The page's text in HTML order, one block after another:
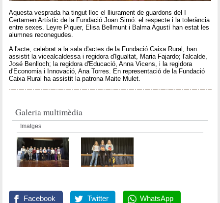
Aquesta vesprada ha tingut lloc el lliurament de guardons del I
Certamen Artístic de la Fundació Joan Simó: el respecte i la tolerància
entre sexes. Leyre Piquer, Elisa Bellmunt i Balma Agustí han estat les
alumnes reconegudes.
A l'acte, celebrat a la sala d'actes de la Fundació Caixa Rural, han
assistit la vicealcaldessa i regidora d'Igualtat, Maria Fajardo; l'alcalde,
José Benlloch; la regidora d'Educació, Anna Vicens, i la regidora
d'Economia i Innovació, Ana Torres. En representació de la Fundació
Caixa Rural ha assistit la patrona Maite Mulet.
Galeria multimèdia
Imatges
Facebook Twitter WhatsApp